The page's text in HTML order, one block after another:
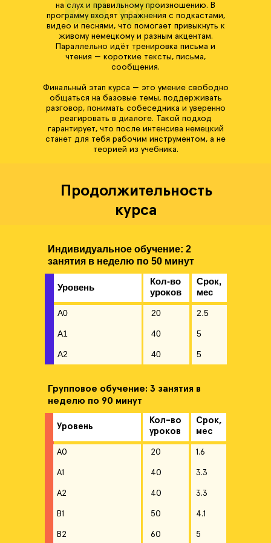
на слух и правильному произношению. В
программу входят упражнения с подкастами,
видео и песнями, что помогает привыкнуть к
живому немецкому и разным акцентам.
Параллельно идёт тренировка письма и
чтения — короткие тексты, письма,
сообщения.
Финальный этап курса — это умение свободно
общаться на базовые темы, поддерживать
разговор, понимать собеседника и уверенно
реагировать в диалоге. Такой подход
гарантирует, что после интенсива немецкий
станет для тебя рабочим инструментом, а не
теорией из учебника.
Продолжительность
курса
Индивидуальное обучение: 2
занятия в неделю по 50 минут
Уровень
Кол-во
уроков
Срок,
мес
А0 20 2.5
A1 40 5
A2 40 5
B2
C1 50 6.25
50 6.25
Групповое обучение: 3 занятия в
неделю по 90 минут
Уровень
Кол-во
уроков
Срок,
мес
A0 20 1.6
A1 40 3.3
A2 40 3.3
B1 50 4.1
B2 60 5